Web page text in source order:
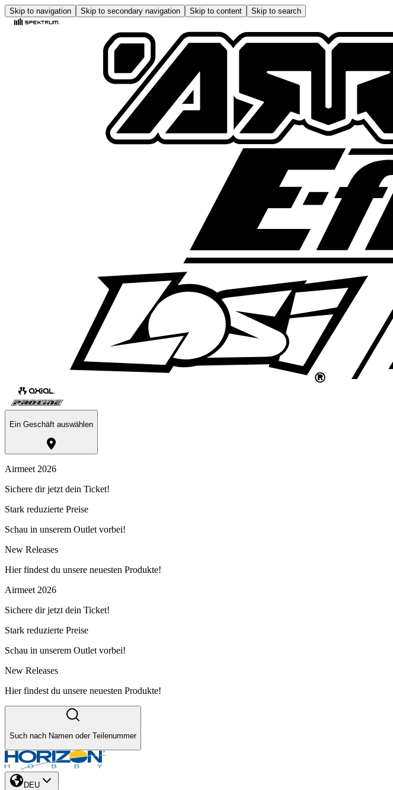
Skip to navigation Skip to secondary navigation Skip to content Skip to search
Ein Geschäft auswählen
Airmeet 2026
Sichere dir jetzt dein Ticket!
Stark reduzierte Preise
Schau in unserem Outlet vorbei!
New Releases
Hier findest du unsere neuesten Produkte!
Airmeet 2026
Sichere dir jetzt dein Ticket!
Stark reduzierte Preise
Schau in unserem Outlet vorbei!
New Releases
Hier findest du unsere neuesten Produkte!
Such nach Namen oder Teilenummer
DEU